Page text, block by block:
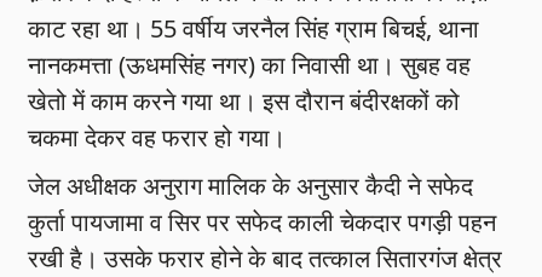
काट रहा था। 55 वर्षीय जरनैल सिंह ग्राम बिचई, थाना
नानकमत्ता (ऊधमसिंह नगर) का निवासी था। सुबह वह
खेतो में काम करने गया था। इस दौरान बंदीरक्षकों को
चकमा देकर वह फरार हो गया।
जेल अधीक्षक अनुराग मालिक के अनुसार कैदी ने सफेद
कुर्ता पायजामा व सिर पर सफेद काली चेकदार पगड़ी पहन
रखी है। उसके फरार होने के बाद तत्काल सितारगंज क्षेत्र